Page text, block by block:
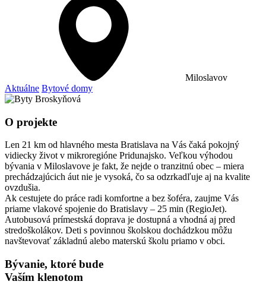
Miloslavov
Aktuálne Bytové domy
O projekte
Len 21 km od hlavného mesta Bratislava na Vás čaká pokojný
vidiecky život v mikroregióne Pridunajsko. Veľkou výhodou
bývania v Miloslavove je fakt, že nejde o tranzitnú obec – miera
prechádzajúcich áut nie je vysoká, čo sa odzrkadľuje aj na kvalite
ovzdušia.
Ak cestujete do práce radi komfortne a bez šoféra, zaujme Vás
priame vlakové spojenie do Bratislavy – 25 min (RegioJet).
Autobusová prímestská doprava je dostupná a vhodná aj pred
stredoškolákov. Deti s povinnou školskou dochádzkou môžu
navštevovať základnú alebo materskú školu priamo v obci.
Bývanie, ktoré bude
Vaším klenotom